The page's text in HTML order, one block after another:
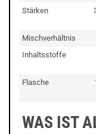
Stärken
Mischverhältnis
Inhaltsstoffe
Flasche
WAS IST